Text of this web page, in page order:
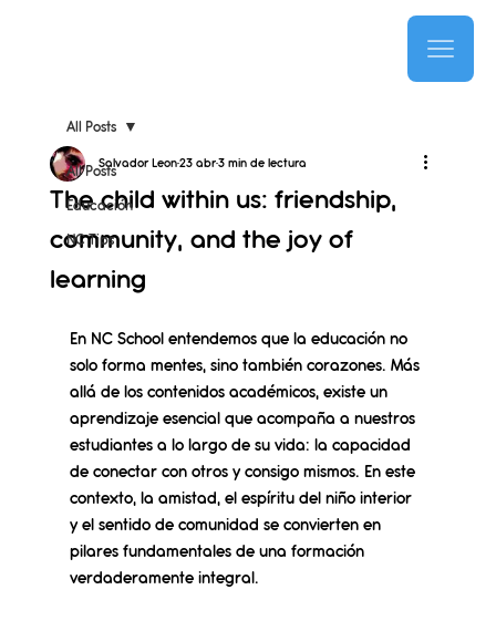
All Posts
Educación
NC Tips
All Posts
The child within us: friendship,
community, and the joy of
learning
Salvador Leon 23 abr 3 min de lectura
En NC School entendemos que la educación no
solo forma mentes, sino también corazones. Más
allá de los contenidos académicos, existe un
aprendizaje esencial que acompaña a nuestros
estudiantes a lo largo de su vida: la capacidad
de conectar con otros y consigo mismos. En este
contexto, la amistad, el espíritu del niño interior
y el sentido de comunidad se convierten en
pilares fundamentales de una formación
verdaderamente integral.